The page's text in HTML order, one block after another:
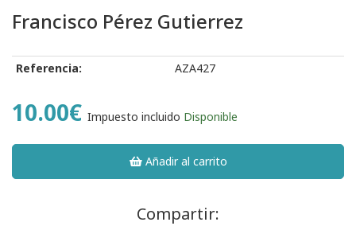
Francisco Pérez Gutierrez
Referencia: AZA427
10.00€ Impuesto incluido Disponible
Añadir al carrito
Compartir: